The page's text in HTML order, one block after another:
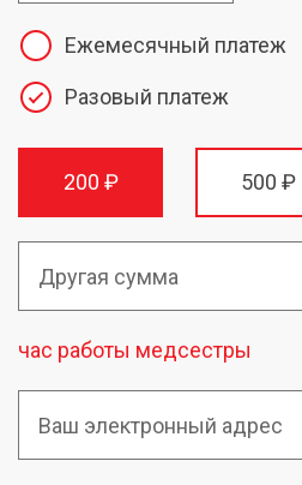
Ежемесячный платеж
Разовый платеж
200 ₽ 500 ₽
час работы медсестры